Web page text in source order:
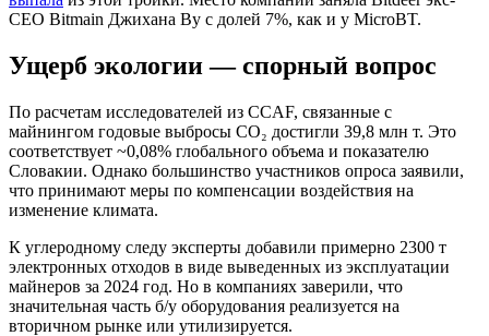
CEO Bitmain Джихана Ву с долей 7%, как и у MicroBT.
Ущерб экологии — спорный вопрос
По расчетам исследователей из CCAF, связанные с
майнингом годовые выбросы CO₂ достигли 39,8 млн т. Это
соответствует ~0,08% глобального объема и показателю
Словакии. Однако большинство участников опроса заявили,
что принимают меры по компенсации воздействия на
изменение климата.
К углеродному следу эксперты добавили примерно 2300 т
электронных отходов в виде выведенных из эксплуатации
майнеров за 2024 год. Но в компаниях заверили, что
значительная часть б/у оборудования реализуется на
вторичном рынке или утилизируется.